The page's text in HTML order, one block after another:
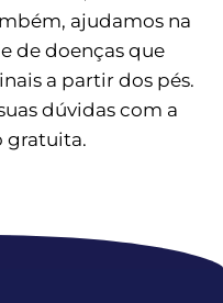
ajudamos na
de doenças que
a partir dos pés.
dúvidas com a
gratuita.